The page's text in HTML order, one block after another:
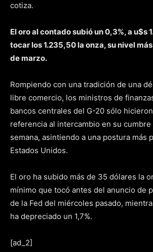
cotiza.
El oro al contado subió un 0,3%, a u$s
tocar los 1.235,50 la onza, su nivel
de marzo.
Rompiendo con una tradición de una
libre comercio, los ministros de
bancos centrales del G-20 sólo
referencia al intercambio en su
semana, asintiendo a una postura más
Estados Unidos.
El oro ha subido más de 35 dólares la
mínimo que tocó antes del anuncio de
de la Fed del miércoles pasado,
ha depreciado un 1,7%.
[ad_2]